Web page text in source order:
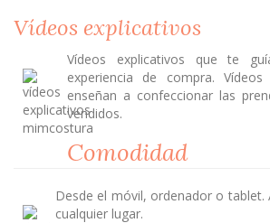
Vídeos explicativos
Vídeos explicativos que te
experiencia de compra.
enseñan a confeccionar las
vendidos.
Comodidad
Desde el móvil, ordenador o tablet.
cualquier lugar.